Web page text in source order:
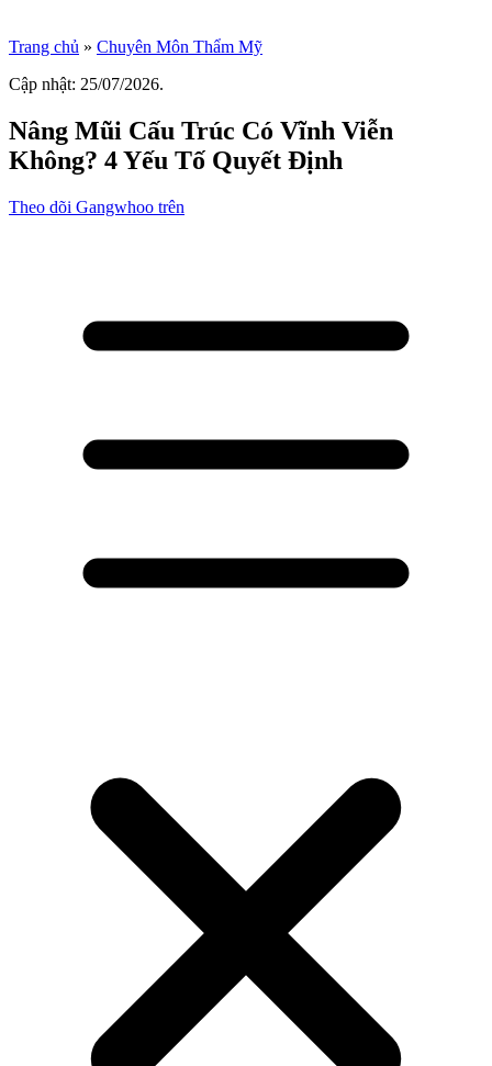
Trang chủ » Chuyên Môn Thẩm Mỹ
Cập nhật: 25/07/2026.
Nâng Mũi Cấu Trúc Có Vĩnh Viễn
Không? 4 Yếu Tố Quyết Định
Theo dõi Gangwhoo trên